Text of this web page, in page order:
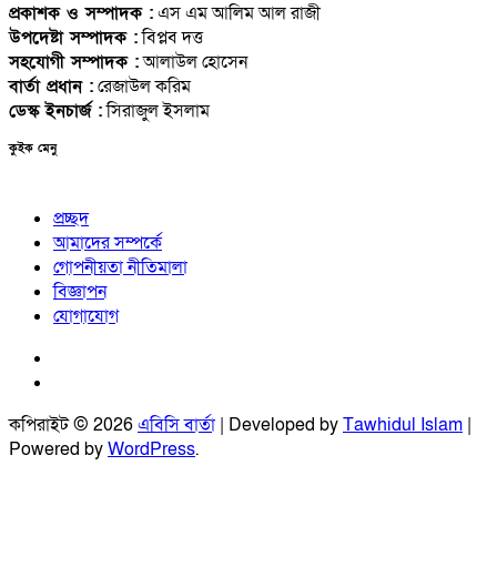
প্রকাশক ও সম্পাদক :এস এম আলিম আল রাজী
উপদেষ্টা সম্পাদক :বিপ্লব দত্ত
সহযোগী সম্পাদক :আলাউল হোসেন
বার্তা প্রধান :রেজাউল করিম
ডেস্ক ইনচার্জ :সিরাজুল ইসলাম
কুইক মেনু
প্রচ্ছদ
আমাদের সম্পর্কে
গোপনীয়তা নীতিমালা
বিজ্ঞাপন
যোগাযোগ
কপিরাইট © 2026এবিসি বার্তা | Developed byTawhidul Islam |
Powered byWordPress.